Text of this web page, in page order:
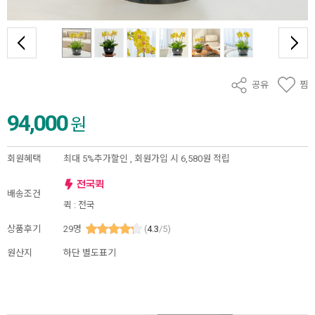
공유 찜
94,000원
회원혜택 최대 5%추가할인 , 회원가입 시 6,580원 적립
배송조건
퀵 : 전국
상품후기 29명 (4.3/5)
원산지 하단 별도표기